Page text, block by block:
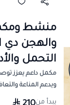
منشط
التحمل
مكمل داعم يعزز
ويدعم المناعة
يبدأ من